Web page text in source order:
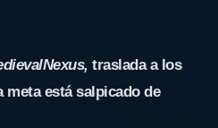
traslada a los
está salpicado de